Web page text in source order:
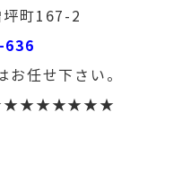
町167-2
636
お任せ下さい。